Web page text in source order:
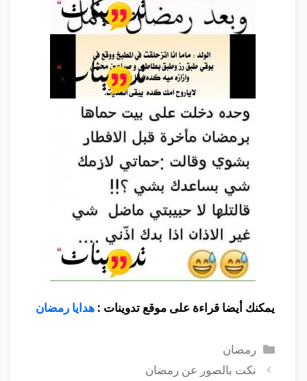
يمكنك أيضا قراءة على موقع تدوينات : هدايا رمضان
التصنيفات
رمضان
نكت بالصور عن رمضان